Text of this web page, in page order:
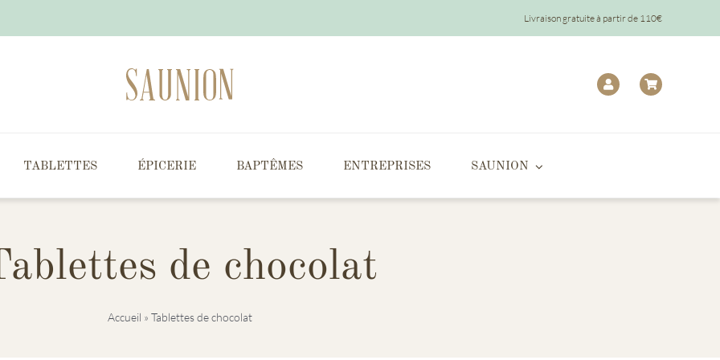
Livraison gratuite à partir de 110€
TABLETTES ÉPICERIE BAPTÊMES ENTREPRISES SAUNION
de chocolat
Accueil » Tablettes de chocolat